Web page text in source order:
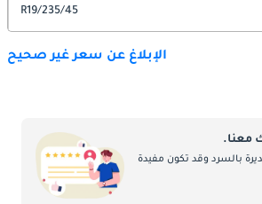
235/45/R19
الإبلاغ عن سعر غير صحيح
معنا.
بالسرد وقد تكون مفيدة